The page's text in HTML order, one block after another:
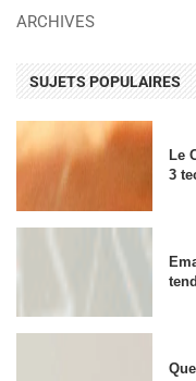
ARCHIVES
SUJETS POPULAIRES
Le
3